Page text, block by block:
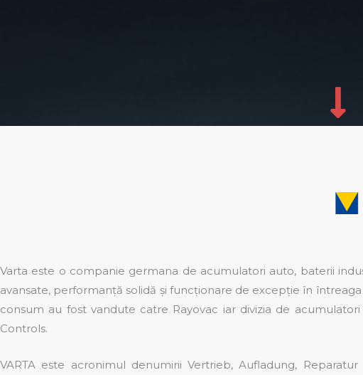
Varta este o companie germana de acumulatori auto, baterii
avansate, performanță solidă și funcționare de excepție în
consum au fost vandute catre Rayovac iar divizia de
Controls.
VARTA este acronimul denumirii Vertrieb, Aufladung,